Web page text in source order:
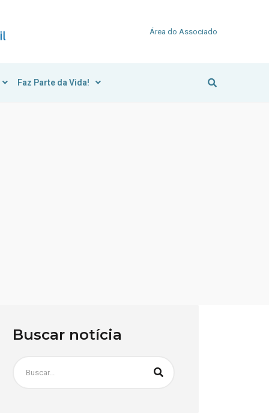
Área do Associado
Faz Parte da Vida!
Buscar notícia